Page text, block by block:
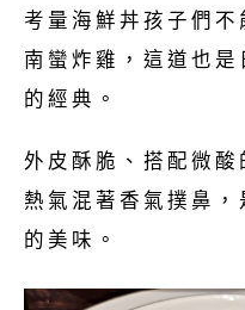
考量海鮮丼孩子們不
南蠻炸雞，這道也
的經典。
外皮酥脆、搭配微
熱氣混著香氣撲鼻，
的美味。